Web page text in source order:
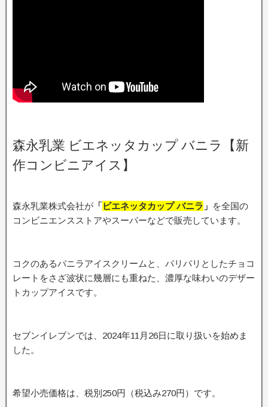
森永乳業 ビエネッタカップ バニラ【新
作コンビニアイス】
森永乳業株式会社が 「ビエネッタカップ バニラ 」 を全国の
コンビニエンスストアやスーパーなどで販売しています。
コクのあるバニラアイスクリームと、パリパリとしたチョコ
レートをさざ波状に幾層にも重ねた、濃厚な味わいのデザー
トカップアイスです。
セブンイレブンでは、2024年11月26日に取り扱いを始めま
した。
希望小売価格は、税別250円（税込み270円）です。